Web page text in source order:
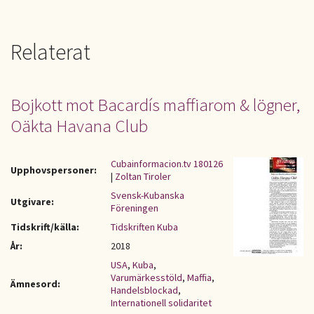
Relaterat
Bojkott mot Bacardís maffiarom & lögner,
Oäkta Havana Club
Upphovspersoner:
Cubainformacion.tv 180126
| Zoltan Tiroler
Utgivare:
Svensk-Kubanska
Föreningen
Tidskrift/källa:
Tidskriften Kuba
År:
2018
Ämnesord:
USA, Kuba,
Varumärkesstöld, Maffia,
Handelsblockad,
Internationell solidaritet